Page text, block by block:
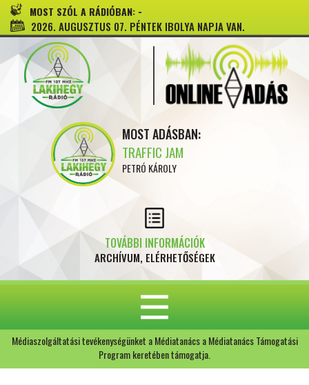
MOST SZÓL A RÁDIÓBAN: -
2026. AUGUSZTUS 07. PÉNTEK IBOLYA NAPJA VAN.
MOST ADÁSBAN:
TRAFFIC JAM
PETRÓ KÁROLY
TOVÁBBI INFORMÁCIÓK
ARCHÍVUM, ELÉRHETŐSÉGEK
Médiaszolgáltatási tevékenységünket a Médiatanács a Médiatanács Támogatási
Program keretében támogatja.